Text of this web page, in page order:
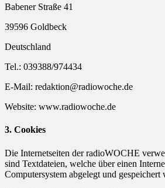
Babener Straße 41
39596 Goldbeck
Deutschland
Tel.: 039388/974434
E-Mail: redaktion@radiowoche.de
Website: www.radiowoche.de
3. Cookies
Die Internetseiten der radioWOCHE
sind Textdateien, welche über einen
Computersystem abgelegt und gespeichert